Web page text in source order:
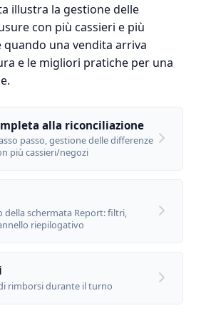
illustra la gestione delle
con più cassieri e più
quando una vendita arriva
e le migliori pratiche per una
alla riconciliazione
passo, gestione delle differenze
più cassieri/negozi
della schermata Report: filtri,
riepilogativo
rimborsi durante il turno